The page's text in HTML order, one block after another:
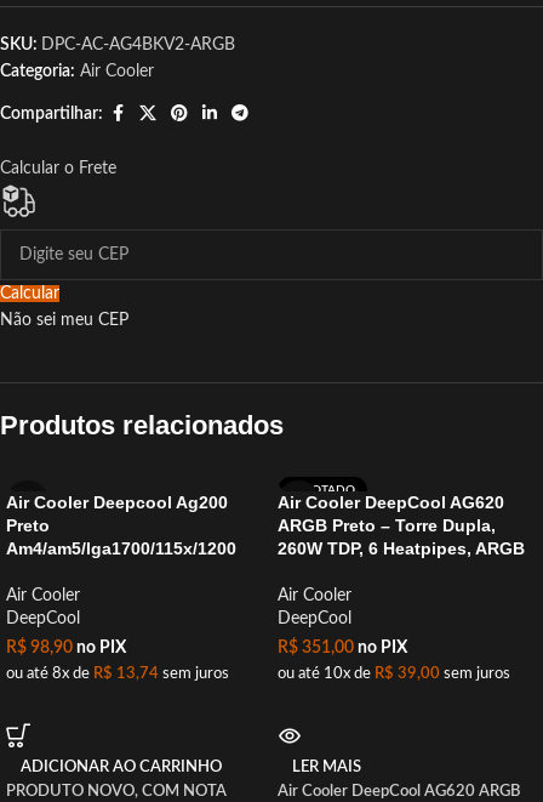
SKU: DPC-AC-AG4BKV2-ARGB
Categoria: Air Cooler
Compartilhar:
Calcular o Frete
Calcular
Não sei meu CEP
Produtos relacionados
Air Cooler Deepcool Ag200
Preto
Am4/am5/lga1700/115x/1200
Air Cooler
DeepCool
R$ 98,90 no PIX
ou até 8x de R$ 13,74 sem juros
ADICIONAR AO CARRINHO
PRODUTO NOVO, COM NOTA
ESGOTADO
Air Cooler DeepCool AG620
ARGB Preto – Torre Dupla,
260W TDP, 6 Heatpipes, ARGB
Air Cooler
DeepCool
R$ 351,00 no PIX
ou até 10x de R$ 39,00 sem juros
LER MAIS
Air Cooler DeepCool AG620 ARGB